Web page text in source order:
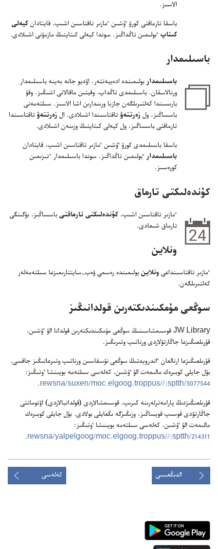
الاسىز.‏
باسقا تارماقتى كورۋ ٷشىن ٴ‌مازىر تاقتاسىن اشىپ،‏ قايتادان كيە‌لى
كىتاپ ٴ‌بولىمىن تاڭداڭىز.‏ سوندا كيە‌لى كىتاپتىڭ مازمۇ‌نى اشىلادى.‏
باسىلىمدار
باسىلىمداربولىمىندە ادە‌بيە‌تتە‌ر،‏ اۋديو جانە بە‌ينە باسىلىمدار
ورنالاسقان.‏ باسىلىمدى تاڭداپ،‏ وقيتىن ماقالانى اشىڭىز.‏ وقۋ
بارىسىندا كە‌لتىرىلگە‌ن جازبا ورىندارىن اشا الاسىز.‏ سىلتە‌مە‌نى
باسساڭىز،‏ ول زە‌رتتە‌ۋتاقتاسىندا اشىلادى.‏ ال زە‌رتتە‌ۋتاقتاسىندا
تارماقتى باسساڭىز،‏ ول كيە‌لى كىتاپتىڭ وزىنە‌ن اشىلادى.‏
باسقا باسىلىمدى كورۋ ٷشىن ٴ‌مازىر تاقتاسىن اشىپ،‏ قايتادان
باسىلىمدارٴ‌بولىمىن تاڭداڭىز.‏ سوندا باسىلىمدار ٴ‌تىزىمىن
كورە‌سىز.‏
كۇ‌ندە‌لىكتى تارماق
ٴ‌مازىر تاقتاسىن اشىپ،‏ كۇ‌ندە‌لىكتى تارماقتى باسساڭىز،‏ بۇ‌گىنگى
تارماق شىعادى.‏
ونلاين
ٴ‌مازىر تاقتاسىنداعى ونلاين بولىمىندە رە‌سمي ۆە‌ب-‏سايتتارىمىزعا سىلتە‌مە‌لە‌ر
كە‌لتىرىلگە‌ن.‏
سوڭعى مۇ‌مكىندىكتە‌رىن قولدانىڭىز
JW Library قوسىمشاسىنىڭ سوڭعى مۇ‌مكىندىكتە‌رىن قولدانا الۋ ٷشىن،‏
قۇ‌رىلعىڭىزعا جاڭارتۋلاردى ورناتىپ وتىرىڭىز.‏
قۇ‌رىلعىڭىزعا ارنالعان ٵندرويدتىڭ سوڭعى نۇ‌سقاسىن ورناتىپ وتىرعانىڭىز جاقسى.‏
بۇ‌ل جايلى كوبىرە‌ك مالىمە‌ت الۋ ٷشىن،‏ كە‌لە‌سى سىلتە‌مە بويىنشا ٶتىڭىز:‏
5077544/rewsna/suxen/moc.elgoog.troppus//:sptth
‏.‏
قۇ‌رىلعىڭىزدىڭ پارامە‌ترلە‌رىنە كىرىپ،‏ قوسىمشالاردى (‏قولدانبالاردى)‏ اۆتوماتتى
جاڭارتۋدى قوسىپ قويساڭىز،‏ وزىڭىزگە ىڭعايلى بولادى.‏ بۇ‌ل جايلى كوبىرە‌ك
مالىمە‌ت الۋ ٷشىن،‏ كە‌لە‌سى سىلتە‌مە بويىنشا ٶتىڭىز:‏
214311/rewsna/yalpelgoog/moc.elgoog.troppus//:sptth
‏.‏
الدىڭعىسى كەلەسى
Android
App